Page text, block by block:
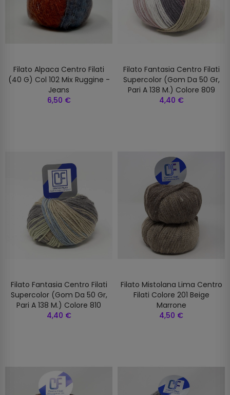
Filato Alpaca Centro Filati
(40 G) Col 102 Mix Ruggine -
Jeans
6,50 €
Filato Fantasia Centro Filati
Supercolor (gom Da 50 Gr,
Pari A 138 M.) Colore 809
4,40 €
Filato Fantasia Centro Filati
Supercolor (gom Da 50 Gr,
Pari A 138 M.) Colore 810
4,40 €
Filato Mistolana Lima Centro
Filati Colore 201 Beige
Marrone
4,50 €